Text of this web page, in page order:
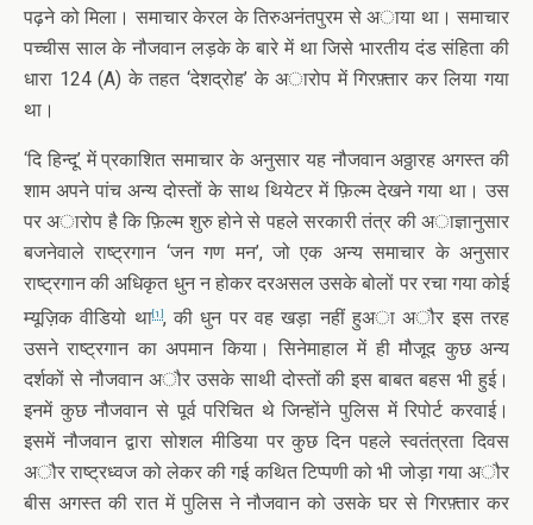
पढ़ने को मिला। समाचार केरल के तिरुअनंतपुरम से अाया था। समाचार
पच्चीस साल के नौजवान लड़के के बारे में था जिसे भारतीय दंड संहिता की
धारा 124 (A) के तहत ‘देशद्रोह’ के अारोप में गिरफ़्तार कर लिया गया
था।
‘दि हिन्दू’ में प्रकाशित समाचार के अनुसार यह नौजवान अठ्ठारह अगस्त की
शाम अपने पांच अन्य दोस्तों के साथ थियेटर में फ़िल्म देखने गया था। उस
पर अारोप है कि फ़िल्म शुरु होने से पहले सरकारी तंत्र की अाज्ञानुसार
बजनेवाले राष्ट्रगान ‘जन गण मन’, जो एक अन्य समाचार के अनुसार
राष्ट्रगान की अधिकृत धुन न होकर दरअसल उसके बोलों पर रचा गया कोई
म्यूज़िक वीडियो था[1] , की धुन पर वह खड़ा नहीं हुअा अौर इस तरह
उसने राष्ट्रगान का अपमान किया। सिनेमाहाल में ही मौजूद कुछ अन्य
दर्शकों से नौजवान अौर उसके साथी दोस्तों की इस बाबत बहस भी हुई।
इनमें कुछ नौजवान से पूर्व परिचित थे जिन्होंने पुलिस में रिपोर्ट करवाई।
इसमें नौजवान द्वारा सोशल मीडिया पर कुछ दिन पहले स्वतंत्रता दिवस
अौर राष्ट्रध्वज को लेकर की गई कथित टिप्पणी को भी जोड़ा गया अौर
बीस अगस्त की रात में पुलिस ने नौजवान को उसके घर से गिरफ़्तार कर